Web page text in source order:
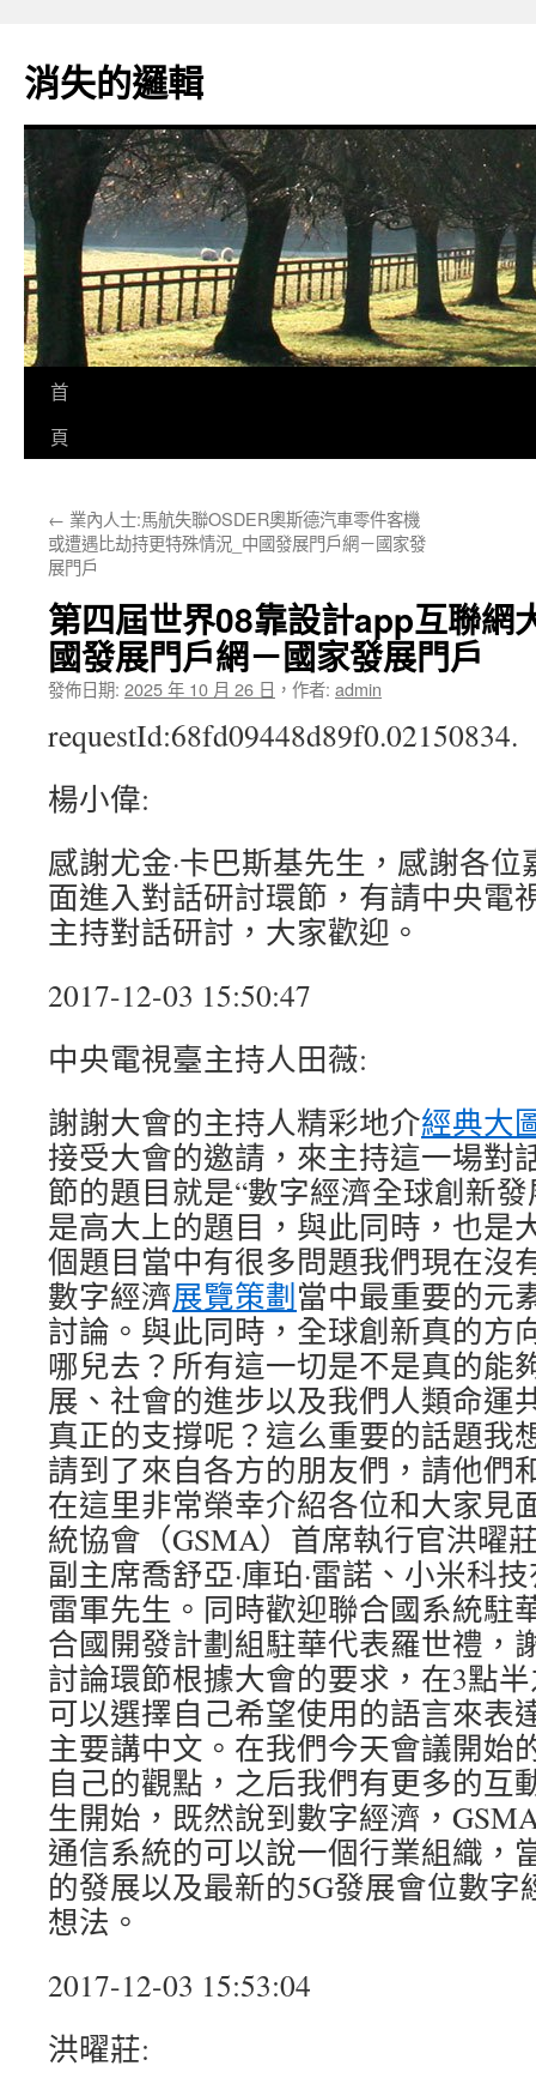
主
要
消失的邏輯
首
頁
← 業內人士:馬航失聯OSDER奧斯德汽車零件客機
或遭遇比劫持更特殊情況_中國發展門戶網－國家發
展門戶
第四屆世界08靠設計app互聯網
國發展門戶網－國家發展門戶
發佈日期: 2025 年 10 月 26 日 ， 作者: admin
requestId:68fd09448d89f0.02150834.
楊小偉:
感謝尤金·卡巴斯基先生，感謝各
面進入對話研討環節，有請中央電
主持對話研討，大家歡迎。
2017-12-03 15:50:47
中央電視臺主持人田薇:
謝謝大會的主持人精彩地介經典大
接受大會的邀請，來主持這一場對
節的題目就是“數字經濟全球創新
是高大上的題目，與此同時，也是
個題目當中有很多問題我們現在沒
數字經濟展覽策劃當中最重要的元
討論。與此同時，全球創新真的方
哪兒去？所有這一切是不是真的能
展、社會的進步以及我們人類命運
真正的支撐呢？這么重要的話題我
請到了來自各方的朋友們，請他們
在這里非常榮幸介紹各位和大家見
統協會（GSMA）首席執行官洪曜
副主席喬舒亞·庫珀·雷諾、小米科
雷軍先生。同時歡迎聯合國系統駐
合國開發計劃組駐華代表羅世禮，
討論環節根據大會的要求，在3點
可以選擇自己希望使用的語言來表
主要講中文。在我們今天會議開始
自己的觀點，之后我們有更多的互
生開始，既然說到數字經濟，
通信系統的可以說一個行業組織，
的發展以及最新的5G發展會位數
想法。
2017-12-03 15:53:04
洪曜莊: